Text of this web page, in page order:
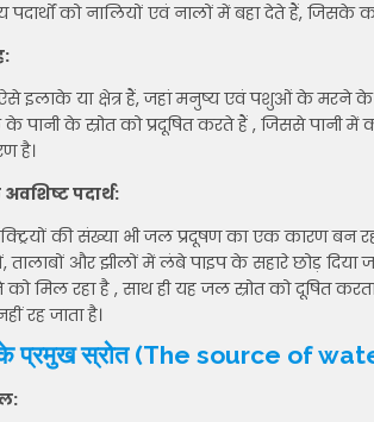
को नालियों एवं नालों में बहा देते हैं, जिसके
इलाके या क्षेत्र हैं, जहां मनुष्य एवं पशुओं के मरने के
के स्रोत को प्रदूषित करते हैं , जिससे पानी
है।
अवशिष्ट पदार्थ:
की संख्या भी जल प्रदूषण का एक कारण बन
तालाबों और झीलों में लंबे पाइप के सहारे छोड़
मिल रहा है , साथ ही यह जल स्रोत को दूषित
रह जाता है।
प्रमुख स्रोत (The source of
: